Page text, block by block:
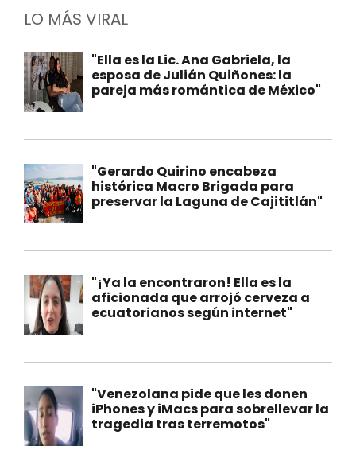
LO MÁS VIRAL
"Ella es la Lic. Ana Gabriela, la
esposa de Julián Quiñones: la
pareja más romántica de México"
"Gerardo Quirino encabeza
histórica Macro Brigada para
preservar la Laguna de Cajititlán"
"¡Ya la encontraron! Ella es la
aficionada que arrojó cerveza a
ecuatorianos según internet"
"Venezolana pide que les donen
iPhones y iMacs para sobrellevar la
tragedia tras terremotos"